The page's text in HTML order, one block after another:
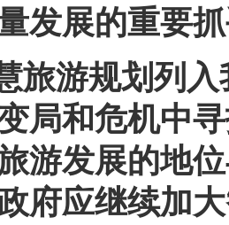
发展的重要
旅游规划列
局和危机中
游发展的地
府应继续加